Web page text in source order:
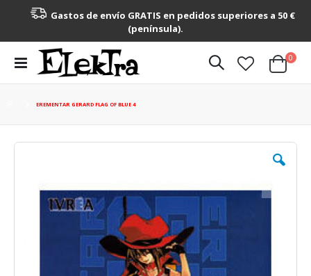
Gastos de envío GRATIS en pedidos superiores a 50 €
(península).
Toggle
Nav
Cart
0
EREMENTAR GERARD FLAG OF BLUE 4
Saltar